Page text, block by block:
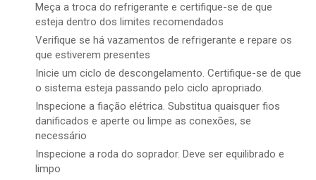
Meça a troca do refrigerante e certifique-se de que
esteja dentro dos limites recomendados
Verifique se há vazamentos de refrigerante e repare os
que estiverem presentes
Inicie um ciclo de descongelamento. Certifique-se de que
o sistema esteja passando pelo ciclo apropriado.
Inspecione a fiação elétrica. Substitua quaisquer fios
danificados e aperte ou limpe as conexões, se
necessário
Inspecione a roda do soprador. Deve ser equilibrado e
limpo